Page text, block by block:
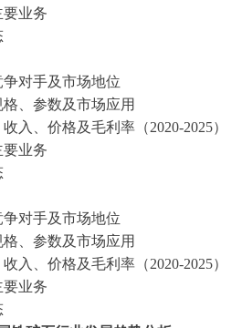
要业务
争对手及市场地位
、参数及市场应用
入、价格及毛利率（2020-2025）
要业务
争对手及市场地位
、参数及市场应用
入、价格及毛利率（2020-2025）
要业务